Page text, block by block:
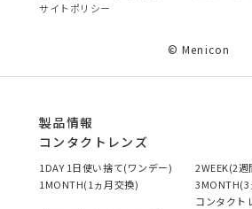
サイトポリシー
© Menicon
製品情報
コンタクトレンズ
1DAY 1日使い捨て(ワンデー)
2WEEK(2週
1MONTH(1ヵ月交換)
3MONTH(3
コンタクト